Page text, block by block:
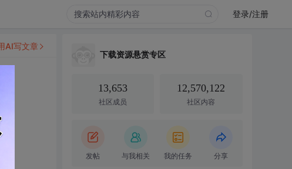
登录/注册
AI写文章
下载资源悬赏专区
13,653
社区成员
12,570,122
社区内容
发帖 与我相关 我的任务 分享